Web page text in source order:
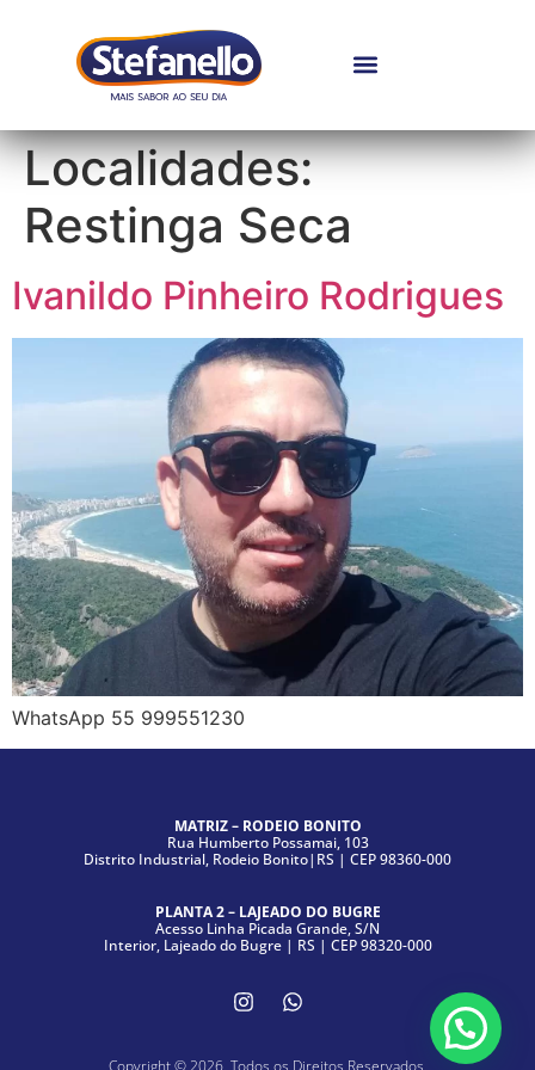
Localidades:
Restinga Seca
Ivanildo Pinheiro Rodrigues
WhatsApp 55 999551230
MATRIZ – RODEIO BONITO
Rua Humberto Possamai, 103
Distrito Industrial, Rodeio Bonito|RS | CEP 98360-000
PLANTA 2 – LAJEADO DO BUGRE
Acesso Linha Picada Grande, S/N
Interior, Lajeado do Bugre | RS | CEP 98320-000